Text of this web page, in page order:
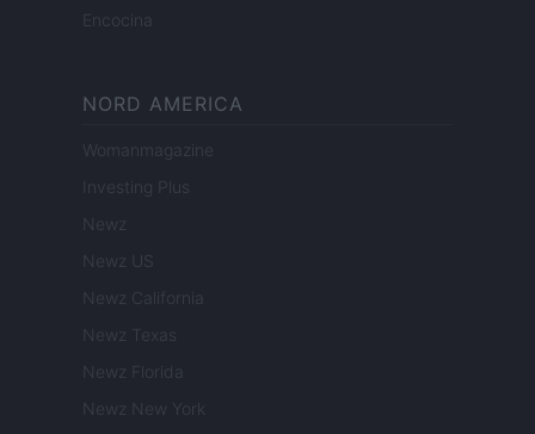
Encocina
NORD AMERICA
Womanmagazine
Investing Plus
Newz
Newz US
Newz California
Newz Texas
Newz Florida
Newz New York